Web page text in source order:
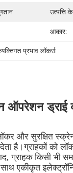
उत्पत्ति
आकार:
प्रभाव लॉकर्स
ड्राई
और सुरक्षित
है।ग्राहकों को
ग्राहक किसी
एकीकृत